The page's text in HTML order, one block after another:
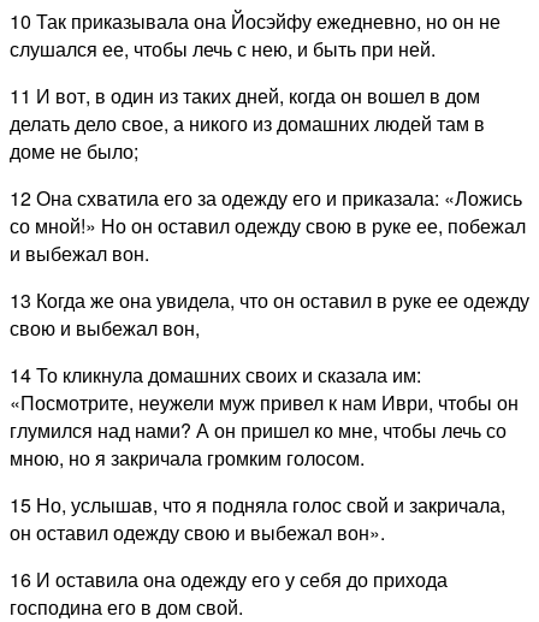
10 Так приказывала она Йосэйфу ежедневно, но он не
слушался ее, чтобы лечь с нею, и быть при ней.
11 И вот, в один из таких дней, когда он вошел в дом
делать дело свое, а никого из домашних людей там в
доме не было;
12 Она схватила его за одежду его и приказала: «Ложись
со мной!» Но он оставил одежду свою в руке ее, побежал
и выбежал вон.
13 Когда же она увидела, что он оставил в руке ее одежду
свою и выбежал вон,
14 То кликнула домашних своих и сказала им:
«Посмотрите, неужели муж привел к нам Иври, чтобы он
глумился над нами? А он пришел ко мне, чтобы лечь со
мною, но я закричала громким голосом.
15 Но, услышав, что я подняла голос свой и закричала,
он оставил одежду свою и выбежал вон».
16 И оставила она одежду его у себя до прихода
господина его в дом свой.